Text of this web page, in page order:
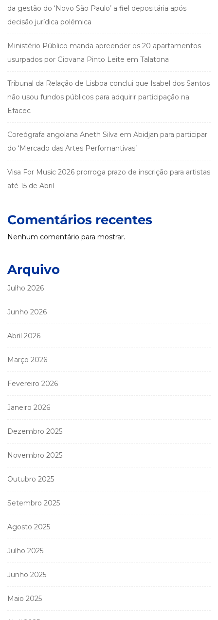
da gestão do ‘Novo São Paulo’ a fiel depositária após
decisão jurídica polémica
Ministério Público manda apreender os 20 apartamentos
usurpados por Giovana Pinto Leite em Talatona
Tribunal da Relação de Lisboa conclui que Isabel dos Santos
não usou fundos públicos para adquirir participação na
Efacec
Coreógrafa angolana Aneth Silva em Abidjan para participar
do ‘Mercado das Artes Perfomantivas’
Visa For Music 2026 prorroga prazo de inscrição para artistas
até 15 de Abril
Comentários recentes
Nenhum comentário para mostrar.
Arquivo
Julho 2026
Junho 2026
Abril 2026
Março 2026
Fevereiro 2026
Janeiro 2026
Dezembro 2025
Novembro 2025
Outubro 2025
Setembro 2025
Agosto 2025
Julho 2025
Junho 2025
Maio 2025